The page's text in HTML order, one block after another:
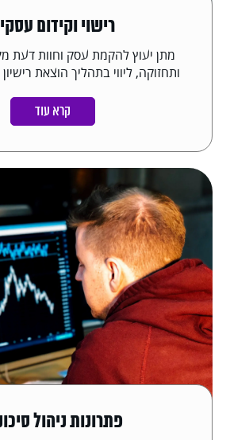
רישוי וקידום
מתן יעוץ להקמת עסק וחוות דעת
ותחזוקה, ליווי בתהליך הוצאת
קרא עוד
פתרונות ניהול